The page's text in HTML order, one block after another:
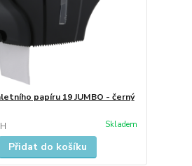
papíru 19 JUMBO - černý
Skladem
Přidat do košíku